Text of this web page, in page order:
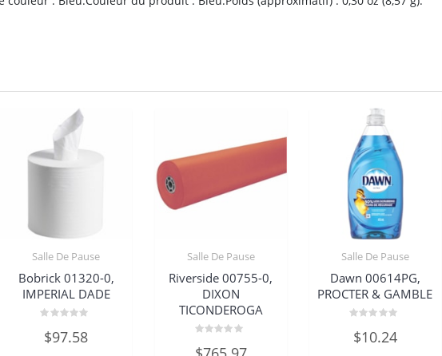
Salle De Pause
Bobrick 01320-0,
IMPERIAL DADE
0
sur
$97.58
Salle De Pause
Riverside 00755-0,
DIXON
TICONDEROGA
0
Salle De Pause
Dawn 00614PG,
PROCTER & GAMBLE
0
sur
$10.24